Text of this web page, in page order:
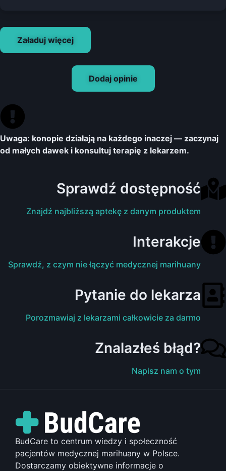
Załaduj więcej
Dodaj opinie
Uwaga: konopie działają na każdego inaczej — zaczynaj
od małych dawek i konsultuj terapię z lekarzem.
Sprawdź dostępność
Znajdź najbliższą aptekę z danym produktem
Interakcje
Sprawdź, z czym nie łączyć medycznej marihuany
Pytanie do lekarza
Porozmawiaj z lekarzami całkowicie za darmo
Znalazłeś błąd?
Napisz nam o tym
BudCare to centrum wiedzy i społeczność
pacjentów medycznej marihuany w Polsce.
Dostarczamy obiektywne informacje o